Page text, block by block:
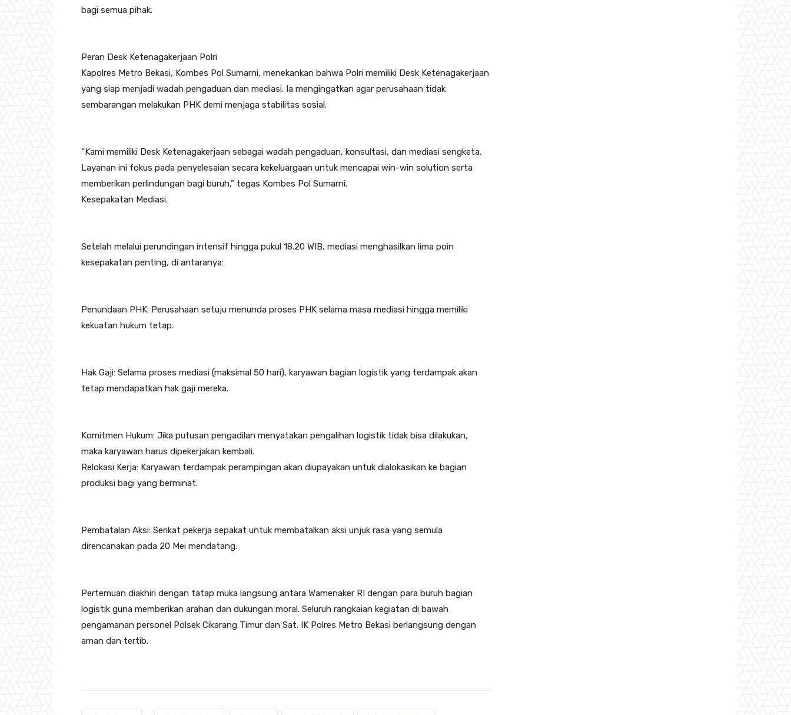
bagi semua pihak.
Peran Desk Ketenagakerjaan Polri
Kapolres Metro Bekasi, Kombes Pol Sumarni, menekankan bahwa Polri memiliki Desk Ketenagakerjaan
yang siap menjadi wadah pengaduan dan mediasi. Ia mengingatkan agar perusahaan tidak
sembarangan melakukan PHK demi menjaga stabilitas sosial.
“Kami memiliki Desk Ketenagakerjaan sebagai wadah pengaduan, konsultasi, dan mediasi sengketa.
Layanan ini fokus pada penyelesaian secara kekeluargaan untuk mencapai win-win solution serta
memberikan perlindungan bagi buruh,” tegas Kombes Pol Sumarni.
Kesepakatan Mediasi.
Setelah melalui perundingan intensif hingga pukul 18.20 WIB, mediasi menghasilkan lima poin
kesepakatan penting, di antaranya:
Penundaan PHK: Perusahaan setuju menunda proses PHK selama masa mediasi hingga memiliki
kekuatan hukum tetap.
Hak Gaji: Selama proses mediasi (maksimal 50 hari), karyawan bagian logistik yang terdampak akan
tetap mendapatkan hak gaji mereka.
Komitmen Hukum: Jika putusan pengadilan menyatakan pengalihan logistik tidak bisa dilakukan,
maka karyawan harus dipekerjakan kembali.
Relokasi Kerja: Karyawan terdampak perampingan akan diupayakan untuk dialokasikan ke bagian
produksi bagi yang berminat.
Pembatalan Aksi: Serikat pekerja sepakat untuk membatalkan aksi unjuk rasa yang semula
direncanakan pada 20 Mei mendatang.
Pertemuan diakhiri dengan tatap muka langsung antara Wamenaker RI dengan para buruh bagian
logistik guna memberikan arahan dan dukungan moral. Seluruh rangkaian kegiatan di bawah
pengamanan personel Polsek Cikarang Timur dan Sat. IK Polres Metro Bekasi berlangsung dengan
aman dan tertib.